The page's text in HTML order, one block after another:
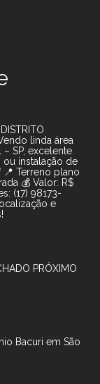
linda área
SP, excelente
instalação de
📍 Terreno plano
💰 Valor: R$
(17) 98173-
e
PRÓXIMO
Bacuri em São